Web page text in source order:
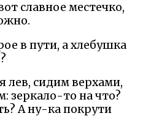
славное местечко,
в пути, а хлебушка
лев, сидим верхами,
зеркало-то на что?
А ну-ка покрути